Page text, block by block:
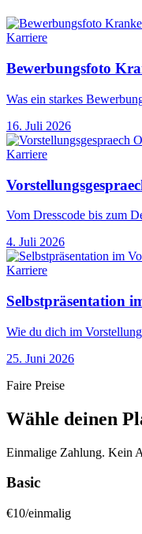
Karriere
Bewerbungsfoto
Was ein starkes
16. Juli 2026
Karriere
Vom Dresscode bis zum
4. Juli 2026
Karriere
Selbstpräsentation
Wie du dich im
25. Juni 2026
Faire Preise
Wähle deinen
Einmalige Zahlung. Kein
Basic
€10/einmalig